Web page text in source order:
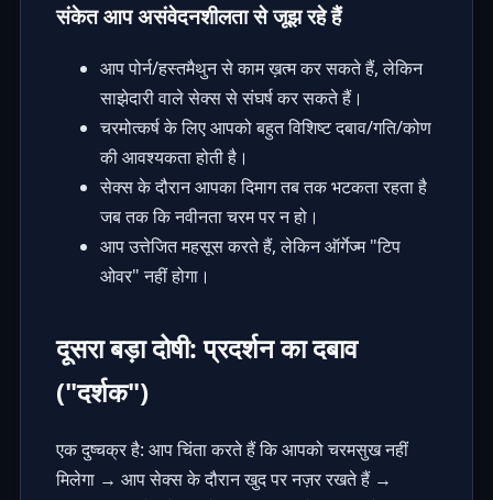
संकेत आप असंवेदनशीलता से जूझ रहे हैं
आप पोर्न/हस्तमैथुन से काम ख़त्म कर सकते हैं, लेकिन
साझेदारी वाले सेक्स से संघर्ष कर सकते हैं।
चरमोत्कर्ष के लिए आपको बहुत विशिष्ट दबाव/गति/कोण
की आवश्यकता होती है।
सेक्स के दौरान आपका दिमाग तब तक भटकता रहता है
जब तक कि नवीनता चरम पर न हो।
आप उत्तेजित महसूस करते हैं, लेकिन ऑर्गेज्म "टिप
ओवर" नहीं होगा।
दूसरा बड़ा दोषी: प्रदर्शन का दबाव
("दर्शक")
एक दुष्चक्र है: आप चिंता करते हैं कि आपको चरमसुख नहीं
मिलेगा → आप सेक्स के दौरान खुद पर नज़र रखते हैं →